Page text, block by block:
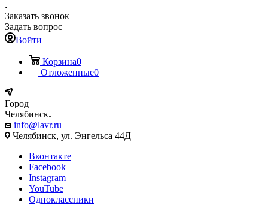
Заказать звонок
Задать вопрос
Войти
Корзина0
Отложенные0
Город
Челябинск
info@lavr.ru
Челябинск, ул. Энгельса 44Д
Вконтакте
Facebook
Instagram
YouTube
Одноклассники